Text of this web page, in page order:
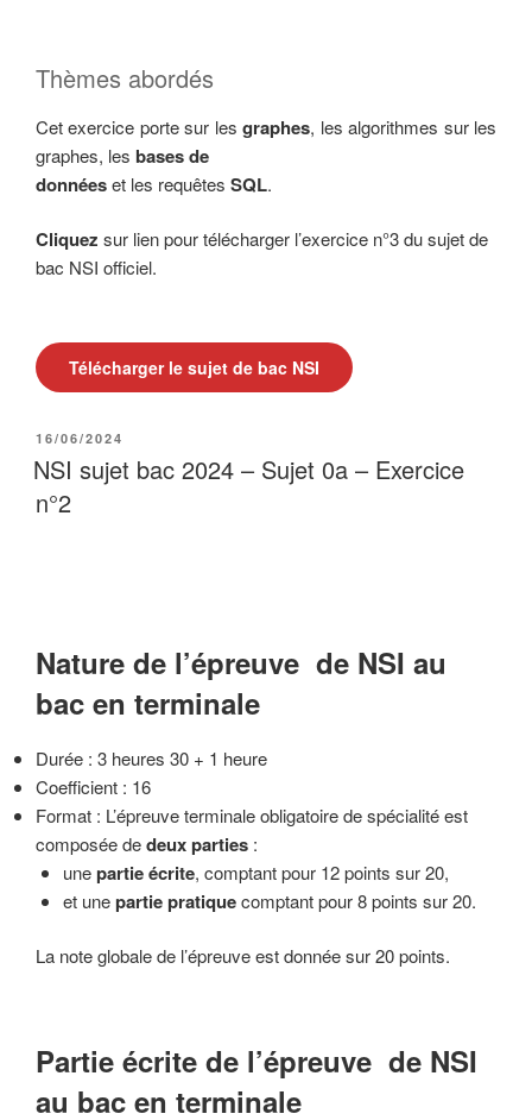
Thèmes abordés
Cet exercice porte sur lesgraphes, les algorithmes sur les
graphes, les bases de
donnéeset les requêtes SQL.
Cliquez sur lien pour télécharger l’exercice n°3 du sujet de
bac NSI officiel.
Télécharger le sujet de bac NSI
PUBLIÉ
LE
16/06/2024
NSI sujet bac 2024 – Sujet 0a – Exercice
n°2
Nature de l’épreuve de NSI au
bac en terminale
Durée : 3 heures 30 + 1 heure
Coefficient : 16
Format : L’épreuve terminale obligatoire de spécialité est
composée dedeux parties :
unepartie écrite, comptant pour 12 points sur 20,
et unepartie pratiquecomptant pour 8 points sur 20.
La note globale de l’épreuve est donnée sur 20 points.
Partie écrite de l’épreuve de NSI
au bac en terminale